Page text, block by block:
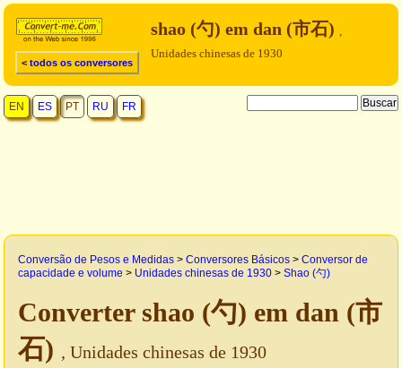
< todos os conversores
shao (勺) em dan (市石) ,
Unidades chinesas de 1930
EN ES PT RU FR
Conversão de Pesos e Medidas > Conversores Básicos > Conversor de
capacidade e volume > Unidades chinesas de 1930 > Shao (勺)
Converter shao (勺) em dan (市
石) , Unidades chinesas de 1930